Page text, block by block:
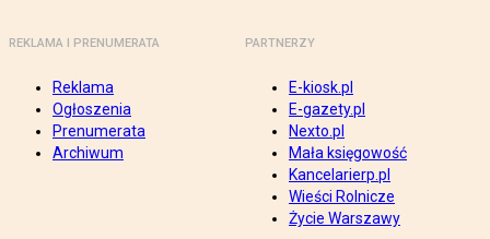
REKLAMA I PRENUMERATA
Reklama
Ogłoszenia
Prenumerata
Archiwum
PARTNERZY
E-kiosk.pl
E-gazety.pl
Nexto.pl
Mała księgowość
Kancelarierp.pl
Wieści Rolnicze
Życie Warszawy